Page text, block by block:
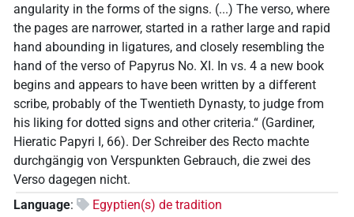
angularity in the forms of the signs. (...) The verso, where
the pages are narrower, started in a rather large and rapid
hand abounding in ligatures, and closely resembling the
hand of the verso of Papyrus No. XI. In vs. 4 a new book
begins and appears to have been written by a different
scribe, probably of the Twentieth Dynasty, to judge from
his liking for dotted signs and other criteria.“ (Gardiner,
Hieratic Papyri I, 66). Der Schreiber des Recto machte
durchgängig von Verspunkten Gebrauch, die zwei des
Verso dagegen nicht.
Language:
Egyptien(s) de tradition